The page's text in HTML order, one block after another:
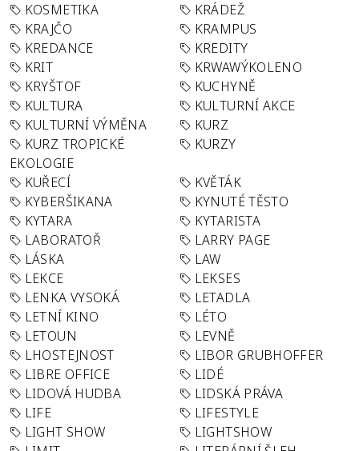
KOSMETIKA
KRÁDEŽ
KRAJČO
KRAMPUS
KREDANCE
KREDITY
KRIT
KRWAWÝKOLENO
KRYŠTOF
KUCHYNĚ
KULTURA
KULTURNÍ AKCE
KULTURNÍ VÝMĚNA
KURZ
KURZ TROPICKÉ
EKOLOGIE
KURZY
KUŘECÍ
KVĚTÁK
KYBERŠIKANA
KYNUTÉ TĚSTO
KYTARA
KYTARISTA
LABORATOŘ
LARRY PAGE
LÁSKA
LAW
LEKCE
LEKSES
LENKA VYSOKÁ
LETADLA
LETNÍ KINO
LÉTO
LETOUN
LEVNĚ
LHOSTEJNOST
LIBOR GRUBHOFFER
LIBRE OFFICE
LIDÉ
LIDOVÁ HUDBA
LIDSKÁ PRÁVA
LIFE
LIFESTYLE
LIGHT SHOW
LIGHTSHOW